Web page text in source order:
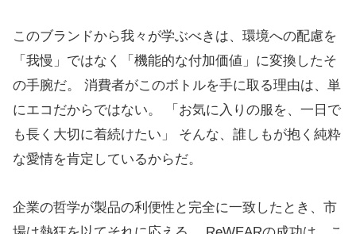
このブランドから我々が学ぶべきは、環境への配慮を
「我慢」ではなく「機能的な付加価値」に変換したそ
の手腕だ。 消費者がこのボトルを手に取る理由は、単
にエコだからではない。 「お気に入りの服を、一日で
も長く大切に着続けたい」 そんな、誰しもが抱く純粋
な愛情を肯定しているからだ。
企業の哲学が製品の利便性と完全に一致したとき、市